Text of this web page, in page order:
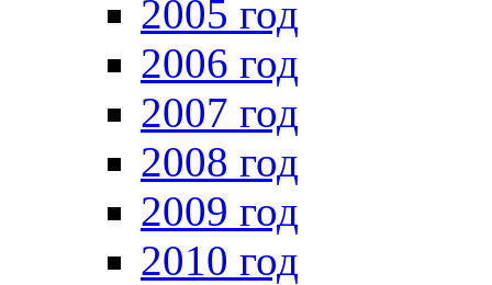
2005 год
2006 год
2007 год
2008 год
2009 год
2010 год